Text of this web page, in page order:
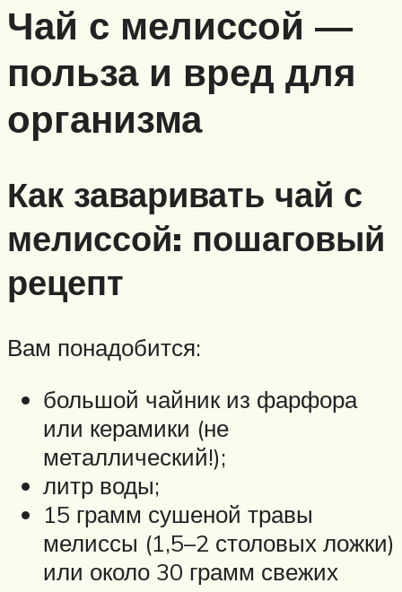
Чай с мелиссой —
польза и вред для
организма
Как заваривать чай с
мелиссой: пошаговый
рецепт
Вам понадобится:
большой чайник из фарфора
или керамики (не
металлический!);
литр воды;
15 грамм сушеной травы
мелиссы (1,5–2 столовых ложки)
или около 30 грамм свежих